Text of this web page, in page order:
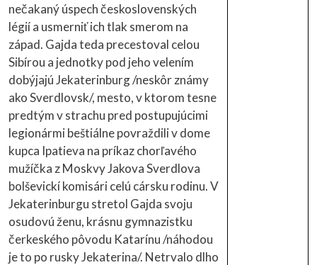
nečakaný úspech československých
légií a usmerniť ich tlak smerom na
západ. Gajda teda precestoval celou
Sibírou a jednotky pod jeho velením
dobýjajú Jekaterinburg /neskôr známy
ako Sverdlovsk/, mesto, v ktorom tesne
predtým v strachu pred postupujúcimi
legionármi beštiálne povraždili v dome
kupca Ipatieva na príkaz chorľavého
mužíčka z Moskvy Jakova Sverdlova
bolševickí komisári celú cársku rodinu. V
Jekaterinburgu stretol Gajda svoju
osudovú ženu, krásnu gymnazistku
čerkeského pôvodu Katarínu /náhodou
je to po rusky Jekaterina/. Netrvalo dlho